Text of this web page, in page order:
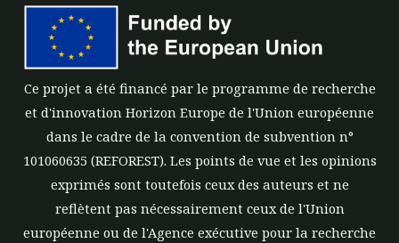
Ce projet a été financé par le programme de recherche
et d'innovation Horizon Europe de l'Union européenne
dans le cadre de la convention de subvention n°
101060635 (REFOREST). Les points de vue et les opinions
exprimés sont toutefois ceux des auteurs et ne
reflètent pas nécessairement ceux de l'Union
européenne ou de l'Agence exécutive pour la recherche